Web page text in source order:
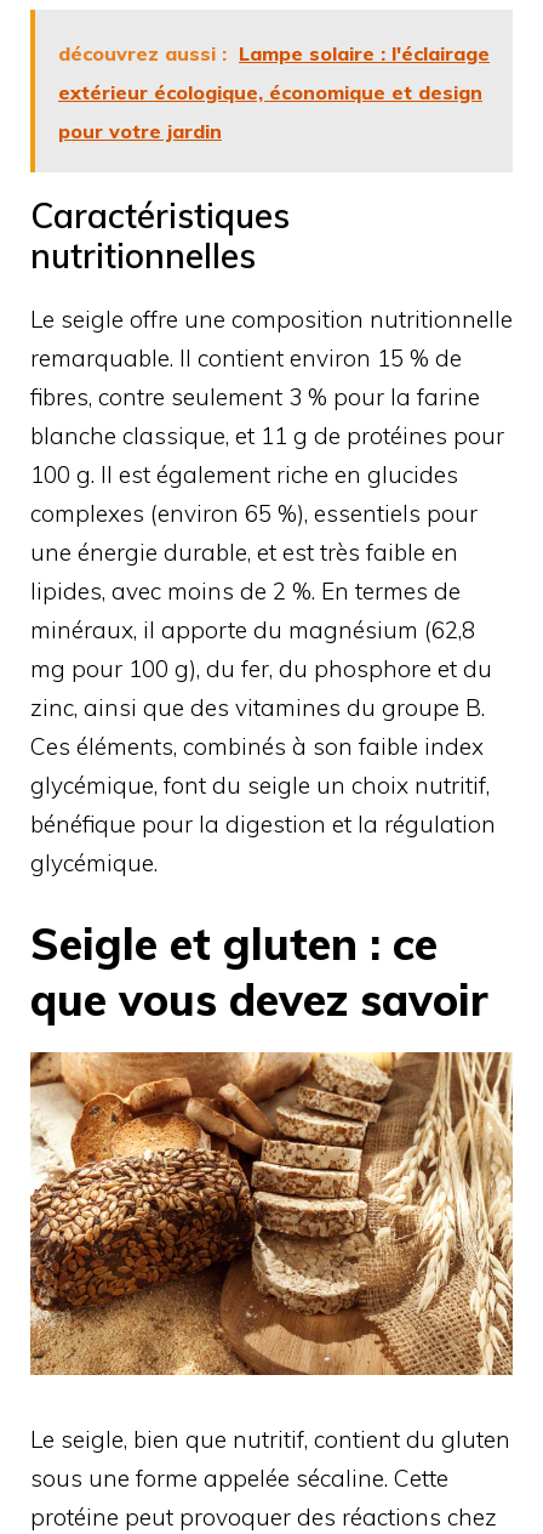
découvrez aussi : Lampe solaire : l'éclairage
extérieur écologique, économique et design
pour votre jardin
Caractéristiques
nutritionnelles
Le seigle offre une composition nutritionnelle
remarquable. Il contient environ 15 % de
fibres, contre seulement 3 % pour la farine
blanche classique, et 11 g de protéines pour
100 g. Il est également riche en glucides
complexes (environ 65 %), essentiels pour
une énergie durable, et est très faible en
lipides, avec moins de 2 %. En termes de
minéraux, il apporte du magnésium (62,8
mg pour 100 g), du fer, du phosphore et du
zinc, ainsi que des vitamines du groupe B.
Ces éléments, combinés à son faible index
glycémique, font du seigle un choix nutritif,
bénéfique pour la digestion et la régulation
glycémique.
Seigle et gluten : ce
que vous devez savoir
Le seigle, bien que nutritif, contient du gluten
sous une forme appelée sécaline. Cette
protéine peut provoquer des réactions chez